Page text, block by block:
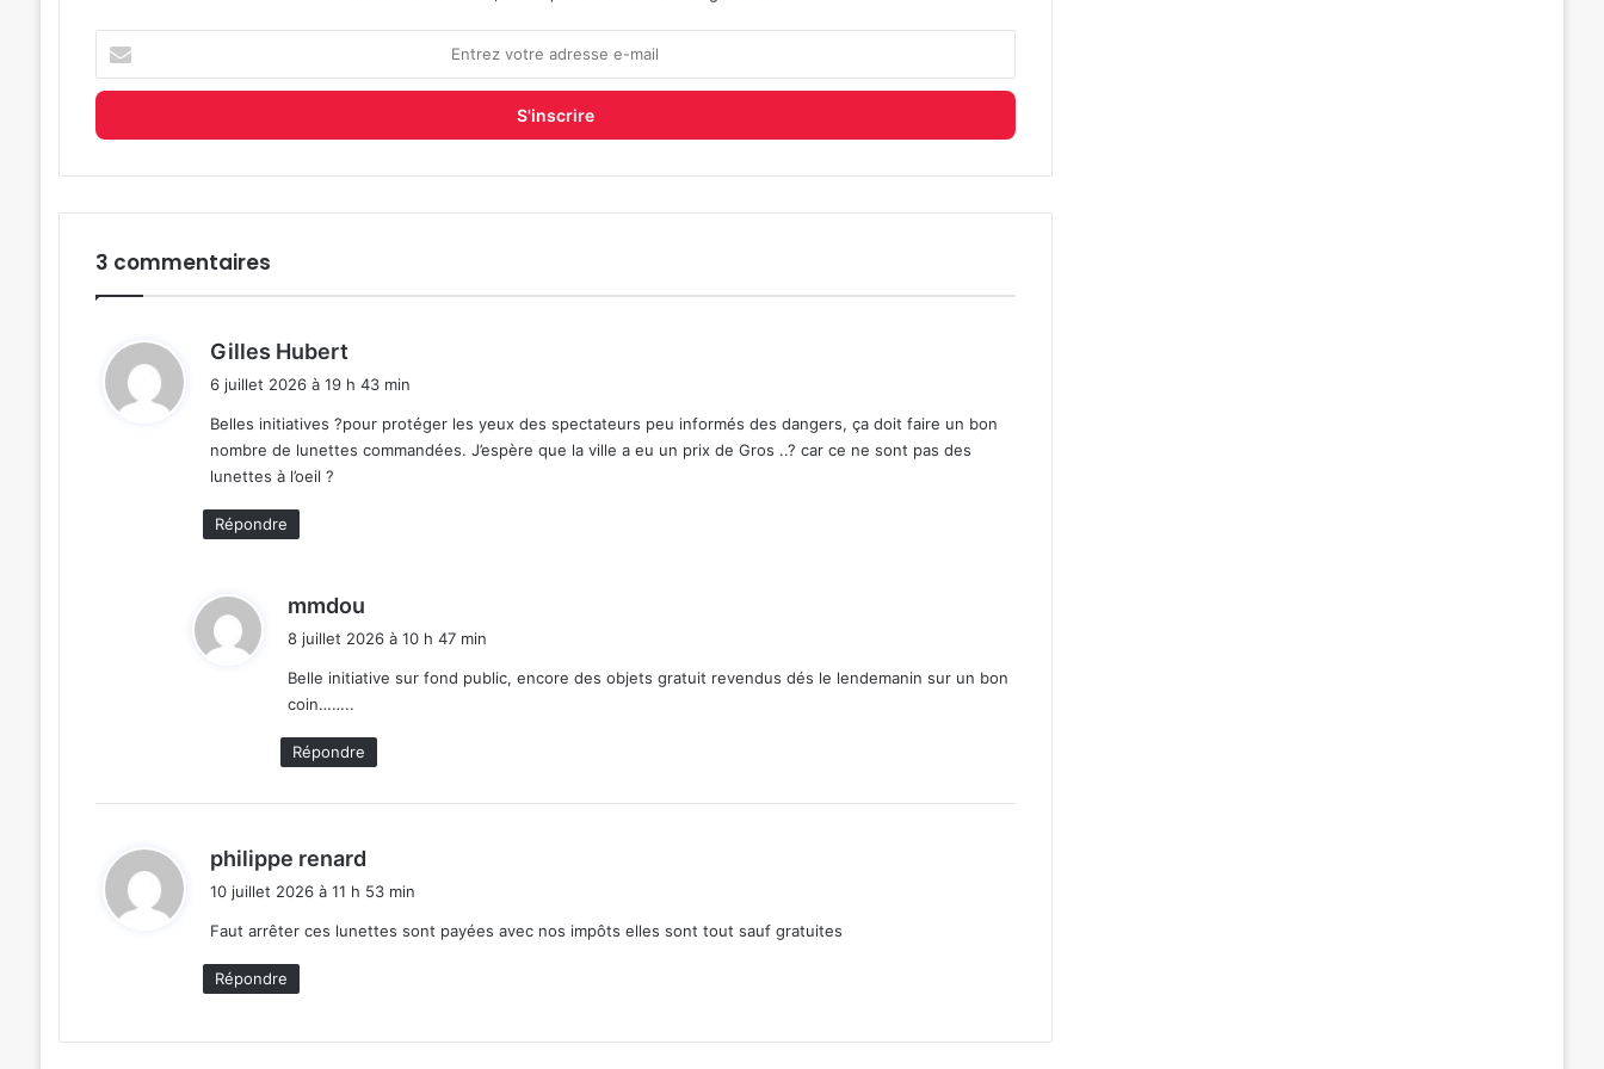
votre
adresse
mail
3 commentaires
Gilles Hubert
:
6 juillet 2026 à 19 h 43 min
Belles initiatives ?pour protéger les yeux des spectateurs peu informés des dangers, ça doit faire un bon
nombre de lunettes commandées. J’espère que la ville a eu un prix de Gros ..? car ce ne sont pas des
lunettes à l’oeil ?
Répondre
mmdou
8 juillet 2026 à 10 h 47 min
Belle initiative sur fond public, encore des objets gratuit revendus dés le lendemanin sur un bon
coin……..
Répondre
philippe renard
10 juillet 2026 à 11 h 53 min
Faut arrêter ces lunettes sont payées avec nos impôts elles sont tout sauf gratuites
Répondre